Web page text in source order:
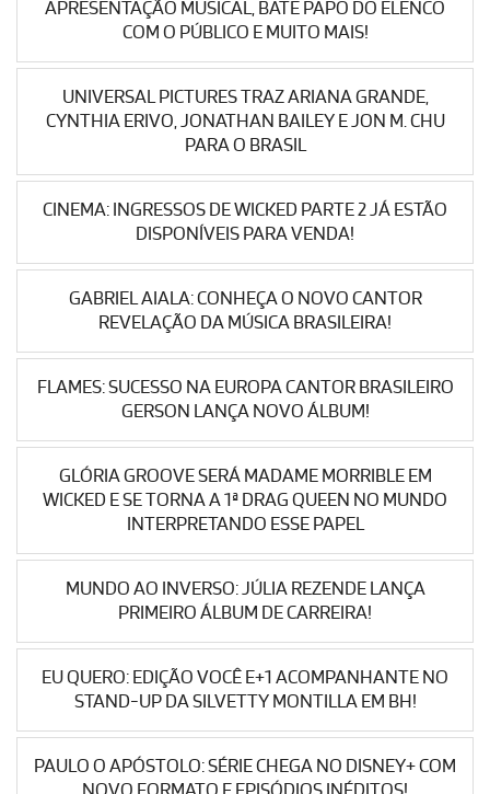
APRESENTAÇÃO MUSICAL, BATE PAPO DO ELENCO
COM O PÚBLICO E MUITO MAIS!
UNIVERSAL PICTURES TRAZ ARIANA GRANDE,
CYNTHIA ERIVO, JONATHAN BAILEY E JON M. CHU
PARA O BRASIL
CINEMA: INGRESSOS DE WICKED PARTE 2 JÁ ESTÃO
DISPONÍVEIS PARA VENDA!
GABRIEL AIALA: CONHEÇA O NOVO CANTOR
REVELAÇÃO DA MÚSICA BRASILEIRA!
FLAMES: SUCESSO NA EUROPA CANTOR BRASILEIRO
GERSON LANÇA NOVO ÁLBUM!
GLÓRIA GROOVE SERÁ MADAME MORRIBLE EM
WICKED E SE TORNA A 1ª DRAG QUEEN NO MUNDO
INTERPRETANDO ESSE PAPEL
MUNDO AO INVERSO: JÚLIA REZENDE LANÇA
PRIMEIRO ÁLBUM DE CARREIRA!
EU QUERO: EDIÇÃO VOCÊ E+1 ACOMPANHANTE NO
STAND-UP DA SILVETTY MONTILLA EM BH!
PAULO O APÓSTOLO: SÉRIE CHEGA NO DISNEY+ COM